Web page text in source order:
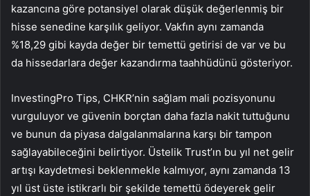
kazancına göre potansiyel olarak düşük değerlenmiş bir
hisse senedine karşılık geliyor. Vakfın aynı zamanda
%18,29 gibi kayda değer bir temettü getirisi de var ve bu
da hissedarlara değer kazandırma taahhüdünü gösteriyor.
InvestingPro Tips, CHKR’nin sağlam mali pozisyonunu
vurguluyor ve güvenin borçtan daha fazla nakit tuttuğunu
ve bunun da piyasa dalgalanmalarına karşı bir tampon
sağlayabileceğini belirtiyor. Üstelik Trust’ın bu yıl net gelir
artışı kaydetmesi beklenmekle kalmıyor, aynı zamanda 13
yıl üst üste istikrarlı bir şekilde temettü ödeyerek gelir